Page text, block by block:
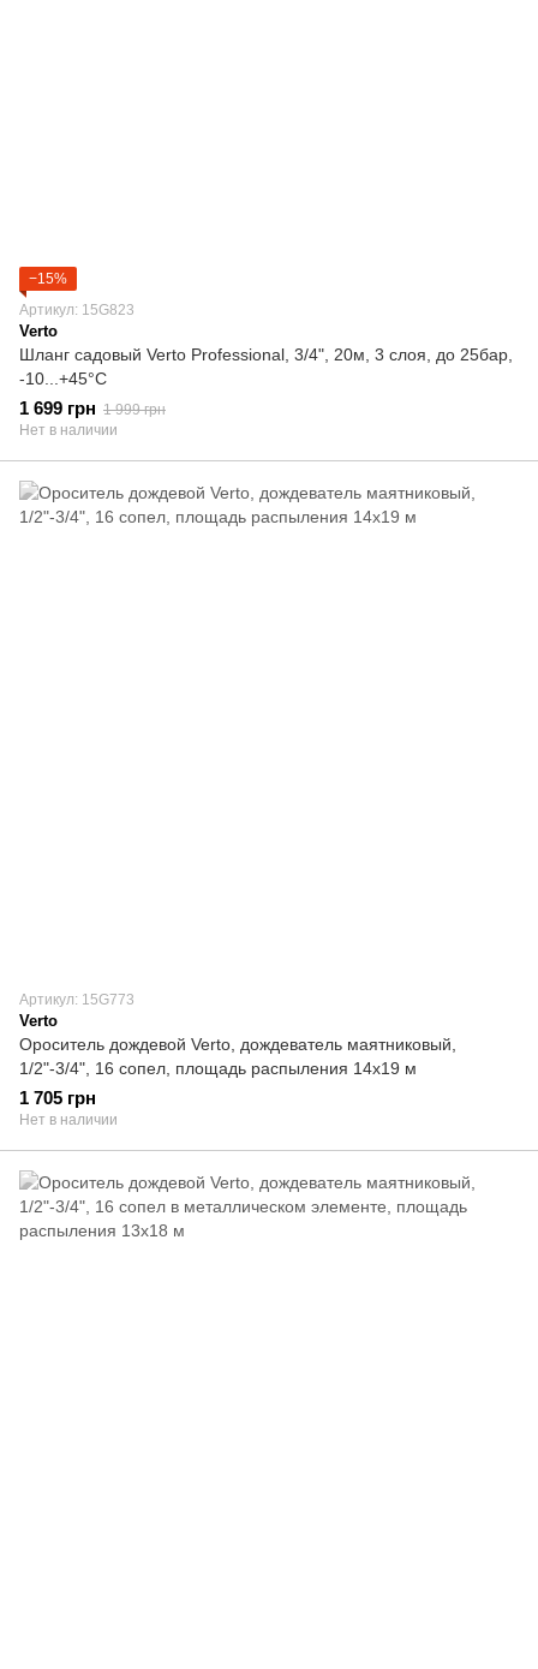
−15%
Артикул: 15G823
Verto
Шланг садовый Verto Professional, 3/4", 20м, 3 слоя, до 25бар,
-10...+45°C
1 699 грн 1 999 грн
Нет в наличии
Артикул: 15G773
Verto
Ороситель дождевой Verto, дождеватель маятниковый,
1/2"-3/4", 16 сопел, площадь распыления 14х19 м
1 705 грн
Нет в наличии